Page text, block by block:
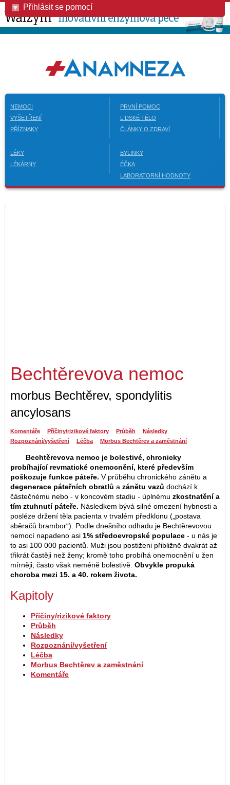
Přihlásit se pomocí
NEMOCI
VYŠETŘENÍ
PŘÍZNAKY
PRVNÍ POMOC
LIDSKÉ TĚLO
ČLÁNKY O ZDRAVÍ
LÉKY
LÉKÁRNY
BYLINKY
ÉČKA
LABORATORNÍ HODNOTY
Bechtěrevova nemoc
morbus Bechtěrev, spondylitis
ancylosans
Komentáře Příčiny/rizikové faktory Průběh
Následky
Rozpoznání/vyšetření
Léčba Morbus Bechtěrev a zaměstnání
Bechtěrevova nemoc je bolestivé, chronicky
probíhající revmatické onemocnění, které především
poškozuje funkce páteře. V průběhu chronického zánětu a
degenerace páteřních obratlů a zánětu vazů dochází k
částečnému nebo - v koncovém stadiu - úplnému zkostnatění a
tím ztuhnutí páteře. Následkem bývá silné omezení hybnosti a
posléze držení těla pacienta v trvalém předklonu („postava
sběračů brambor“). Podle dnešního odhadu je Bechtěrevovou
nemocí napadeno asi 1% středoevropské populace - u nás je
to asi 100 000 pacientů. Muži jsou postiženi přibližně dvakrát až
třikrát častěji než ženy; kromě toho probíhá onemocnění u žen
mírněji, často však neméně bolestivě. Obvykle propuká
choroba mezi 15. a 40. rokem života.
Kapitoly
Příčiny/rizikové faktory
Průběh
Následky
Rozpoznání/vyšetření
Léčba
Morbus Bechtěrev a zaměstnání
Komentáře